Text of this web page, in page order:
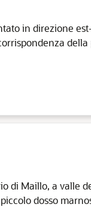
in direzione
della
di Maillo, a valle
dosso